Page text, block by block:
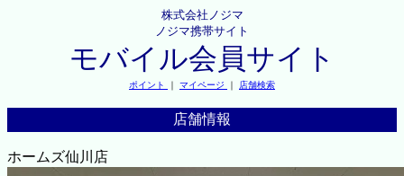
株式会社ノジマ
ノジマ携帯サイト
モバイル会員サイト
ポイント ｜ マイページ ｜ 店舗検索
店舗情報
ホームズ仙川店